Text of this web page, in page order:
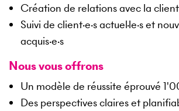
Création de relations avec la
Suivi de client·e·s actuel·le·s et
acquis·e·s
Nous vous offrons
Un modèle de réussite éprouvé
Des perspectives claires et